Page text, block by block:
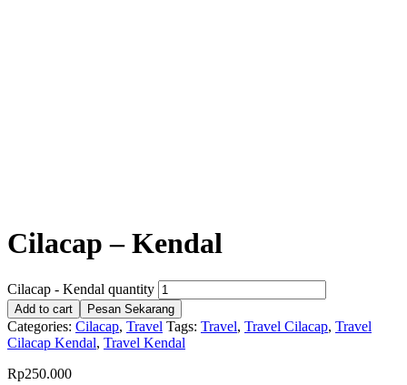
Cilacap – Kendal
Cilacap - Kendal quantity
Add to cart Pesan Sekarang
Categories: Cilacap, Travel Tags: Travel, Travel Cilacap, Travel
Cilacap Kendal, Travel Kendal
Rp250.000